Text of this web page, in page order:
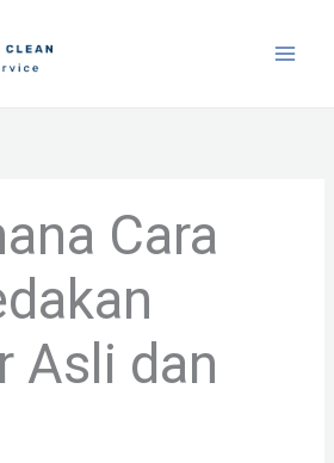
Cara
Asli dan